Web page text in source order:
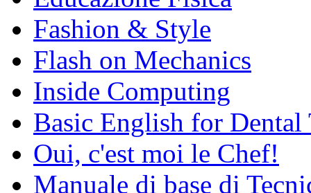
Fashion & Style
Flash on Mechanics
Inside Computing
Basic English for Dental
Oui, c'est moi le Chef!
Manuale di base di